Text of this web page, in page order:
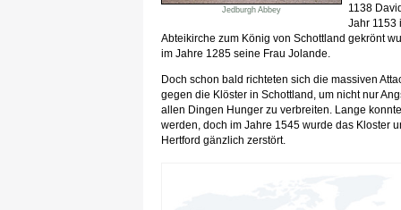
Jedburgh Abbey
1138
Jahr 1153
Abteikirche zum König von Schottland gekrönt
im Jahre 1285 seine Frau Jolande.
Doch schon bald richteten sich die massiven
gegen die Klöster in Schottland, um nicht nur
allen Dingen Hunger zu verbreiten. Lange
werden, doch im Jahre 1545 wurde das Kloster
Hertford gänzlich zerstört.